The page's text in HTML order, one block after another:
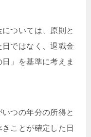
ついては、原則と
ではなく、退職金
」を基準に考えま
つの年分の所得と
ことが確定した日